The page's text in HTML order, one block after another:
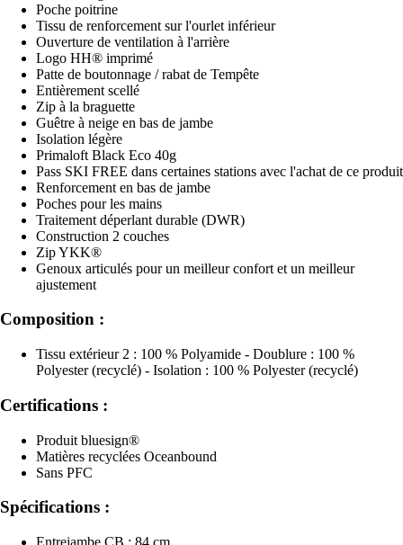
Poche poitrine
Tissu de renforcement sur l'ourlet inférieur
Ouverture de ventilation à l'arrière
Logo HH® imprimé
Patte de boutonnage / rabat de Tempête
Entièrement scellé
Zip à la braguette
Guêtre à neige en bas de jambe
Isolation légère
Primaloft Black Eco 40g
Pass SKI FREE dans certaines stations avec l'achat de ce produit
Renforcement en bas de jambe
Poches pour les mains
Traitement déperlant durable (DWR)
Construction 2 couches
Zip YKK®
Genoux articulés pour un meilleur confort et un meilleur
ajustement
Composition :
Tissu extérieur 2 : 100 % Polyamide - Doublure : 100 %
Polyester (recyclé) - Isolation : 100 % Polyester (recyclé)
Certifications :
Produit bluesign®
Matières recyclées Oceanbound
Sans PFC
Spécifications :
Entrejambe CB : 84 cm